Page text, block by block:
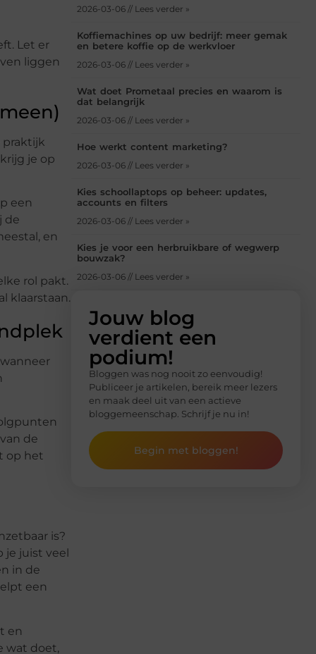
Let er
liggen
praktijk
je op
een
de
en
rol pakt.
klaarstaan.
de
op het
is?
je juist veel
in de
een
en
wat doet,
2026-03-06 // Lees verder »
Koffiemachines op uw bedrijf: meer gemak
en betere koffie op de werkvloer
2026-03-06 // Lees verder »
Wat doet Prometaal precies en waarom is
dat belangrijk
2026-03-06 // Lees verder »
Hoe werkt content marketing?
2026-03-06 // Lees verder »
Kies schoollaptops op beheer: updates,
accounts en filters
2026-03-06 // Lees verder »
Kies je voor een herbruikbare of wegwerp
bouwzak?
2026-03-06 // Lees verder »
Jouw blog
verdient een
podium!
Bloggen was nog nooit zo eenvoudig!
Publiceer je artikelen, bereik meer lezers
en maak deel uit van een actieve
bloggemeenschap. Schrijf je nu in!
Begin met bloggen!